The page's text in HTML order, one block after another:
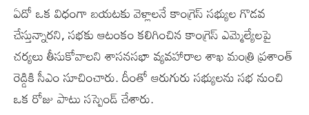
ఏదో ఒక విధంగా బయటకు వెళ్లాలనే కాంగ్రెస్‌ సభ్యుల గొడవ
చేస్తున్నారని, సభకు ఆటంకం కలిగించిన కాంగ్రెస్‌ ఎమ్మెల్యేలపై
చర్యలు తీసుకోవాలని శాసనసభా వ్యవహారాల శాఖ మంత్రి ప్రశాంత్‌
రెడ్డికి సీఎం సూచించారు. దీంతో ఆరుగురు సభ్యులను సభ నుంచి
ఒక రోజు పాటు సస్పెండ్‌ చేశారు.